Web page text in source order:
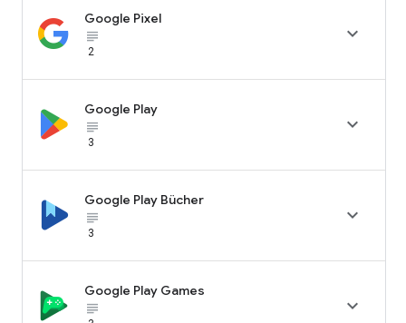
Google Pixel
subject_black
2

Google Play
subject_black
3

Google Play Bücher
subject_black
3

Google Play Games
subject_black
